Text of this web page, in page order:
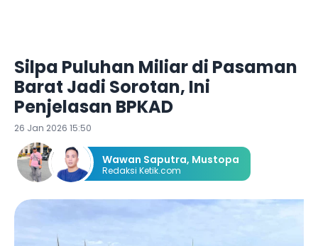
Silpa Puluhan Miliar di Pasaman
Barat Jadi Sorotan, Ini
Penjelasan BPKAD
26 Jan 2026 15:50
Wawan Saputra, Mustopa
Redaksi Ketik.com